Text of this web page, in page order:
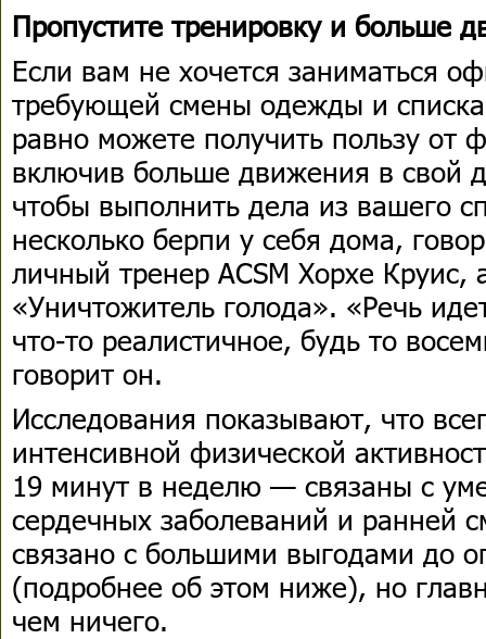
Пропустите тренировку и больше
Если вам не хочется заниматься
требующей смены одежды и
равно можете получить пользу от
включив больше движения в свой
чтобы выполнить дела из вашего
несколько берпи у себя дома,
личный тренер ACSM Хорхе Круис,
«Уничтожитель голода». «Речь
что-то реалистичное, будь то
говорит он.
Исследования показывают, что
интенсивной физической
19 минут в неделю — связаны с
сердечных заболеваний и ранней
связано с большими выгодами до
(подробнее об этом ниже), но
чем ничего.